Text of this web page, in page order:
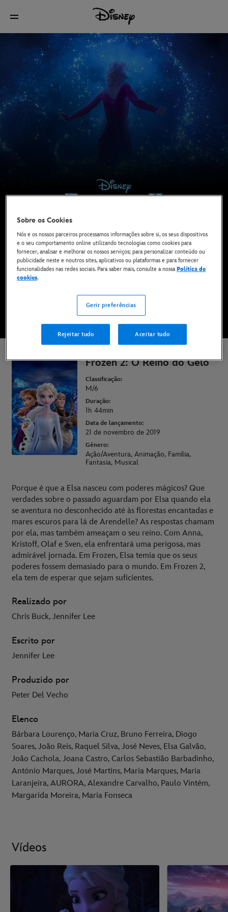
Disponível para compra digital e em DVD e Blu-
Ray
VÊ NO DISNEY+
Frozen 2: O Reino do Gelo
Classificação:
M/6
Duração:
1h 44min
Data de lançamento:
21 de novembro de 2019
Género:
Ação/Aventura, Animação, Família,
Fantasia, Musical
Porque é que a Elsa nasceu com poderes mágicos? Que
verdades sobre o passado aguardam por Elsa quando ela
se aventura no desconhecido até às florestas encantadas e
mares escuros para lá de Arendelle? As respostas chamam
por ela, mas também ameaçam o seu reino. Com Anna,
Kristoff, Olaf e Sven, ela enfrentará uma perigosa, mas
admirável jornada. Em Frozen, Elsa temia que os seus
poderes fossem demasiado para o mundo. Em Frozen 2,
ela tem de esperar que sejam suficientes.
Realizado por
Chris Buck, Jennifer Lee
Escrito por
Jennifer Lee
Produzido por
Peter Del Vecho
Elenco
Bárbara Lourenço, Maria Cruz, Bruno Ferreira, Diogo
Soares, João Reis, Raquel Silva, José Neves, Elsa Galvão,
João Cachola, Joana Castro, Carlos Sebastião Barbadinho,
António Marques, José Martins, Maria Marques, Maria
Laranjeira, AURORA, Alexandre Carvalho, Paulo Vintém,
Margarida Moreira, Maria Fonseca
Vídeos
Sobre os Cookies
Nós e os nossos parceiros processamos informações sobre si, os seus dispositivos
e o seu comportamento online utilizando tecnologias como cookies para
fornecer, analisar e melhorar os nossos serviços; para personalizar conteúdo ou
publicidade neste e noutros sites, aplicativos ou plataformas e para fornecer
funcionalidades nas redes sociais. Para saber mais, consulte a nossa Política de
cookies.
Gerir preferências
Rejeitar tudo Aceitar tudo